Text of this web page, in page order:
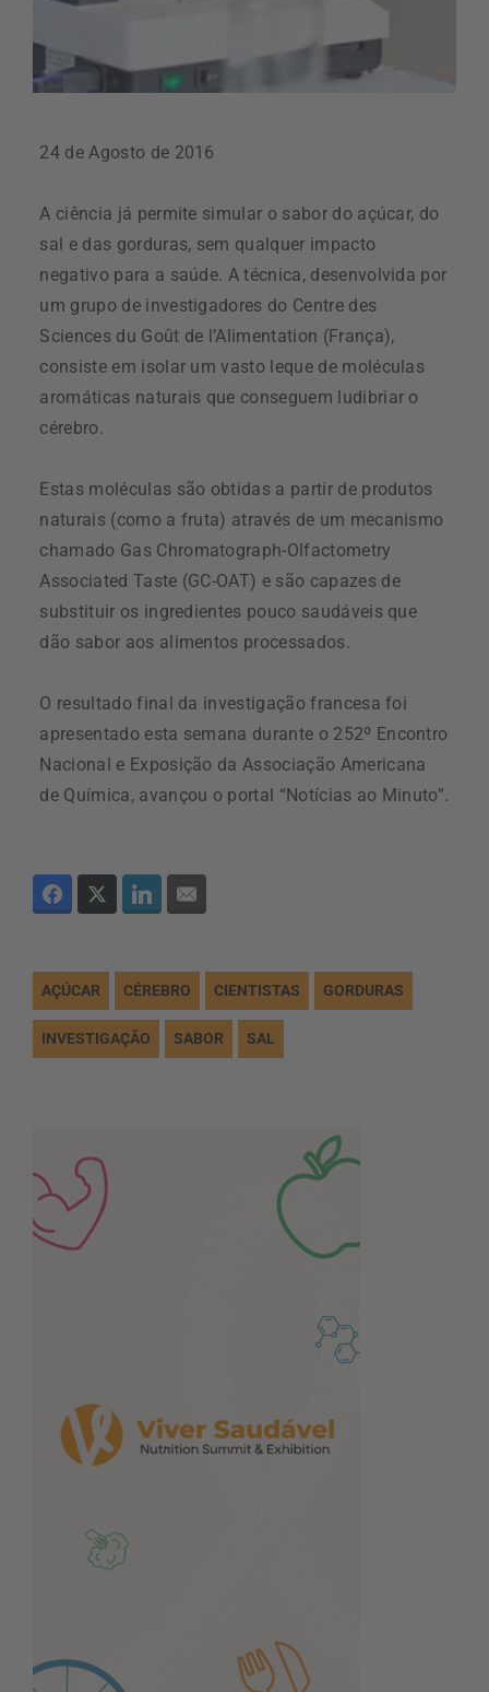
24 de Agosto de 2016
A ciência já permite simular o sabor do açúcar, do
sal e das gorduras, sem qualquer impacto
negativo para a saúde. A técnica, desenvolvida por
um grupo de investigadores do Centre des
Sciences du Goût de l’Alimentation (França),
consiste em isolar um vasto leque de moléculas
aromáticas naturais que conseguem ludibriar o
cérebro.
Estas moléculas são obtidas a partir de produtos
naturais (como a fruta) através de um mecanismo
chamado Gas Chromatograph-Olfactometry
Associated Taste (GC-OAT) e são capazes de
substituir os ingredientes pouco saudáveis que
dão sabor aos alimentos processados.
O resultado final da investigação francesa foi
apresentado esta semana durante o 252º Encontro
Nacional e Exposição da Associação Americana
de Química, avançou o portal “Notícias ao Minuto”.
AÇÚCAR CÉREBRO CIENTISTAS GORDURAS
INVESTIGAÇÃO SABOR SAL